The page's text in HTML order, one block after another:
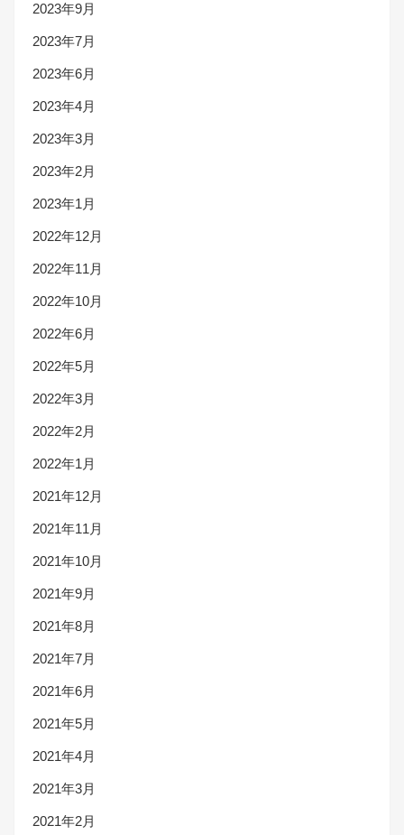
2023年9月
2023年7月
2023年6月
2023年4月
2023年3月
2023年2月
2023年1月
2022年12月
2022年11月
2022年10月
2022年6月
2022年5月
2022年3月
2022年2月
2022年1月
2021年12月
2021年11月
2021年10月
2021年9月
2021年8月
2021年7月
2021年6月
2021年5月
2021年4月
2021年3月
2021年2月